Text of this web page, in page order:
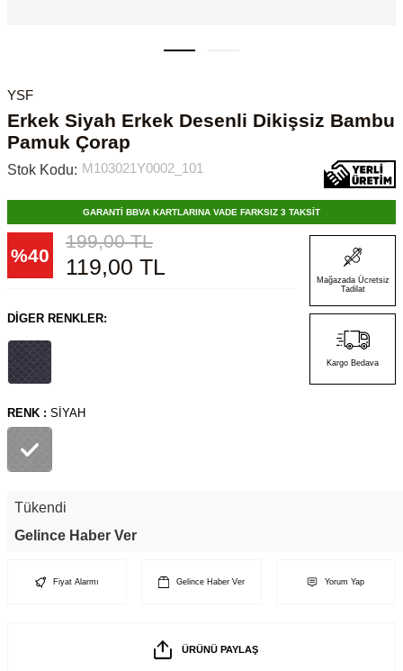
YSF
Erkek Siyah Erkek Desenli Dikişsiz Bambu
Pamuk Çorap
Stok Kodu: M103021Y0002_101
GARANTİ BBVA KARTLARINA VADE FARKSIZ 3 TAKSİT
%40
199,00TL
119,00 TL
DIGER RENKLER:
Mağazada Ücretsiz
Tadilat
Kargo Bedava
RENK : SIYAH
Tükendi
Gelince Haber Ver
Fiyat Alarmı Gelince Haber Ver Yorum Yap
ÜRÜNÜ PAYLAŞ